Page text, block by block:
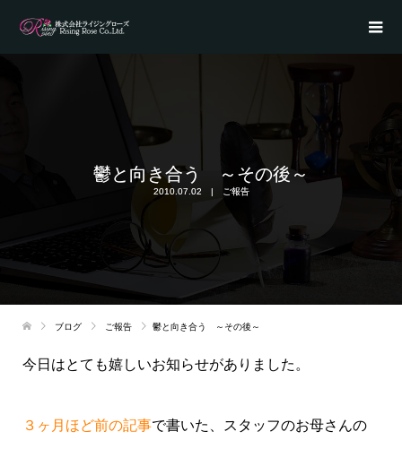
鬱と向き合う ～その後～
2010.07.02 ご報告
ブログ ご報告 鬱と向き合う ～その後～
今日はとても嬉しいお知らせがありました。
３ヶ月ほど前の記事で書いた、スタッフのお母さんの